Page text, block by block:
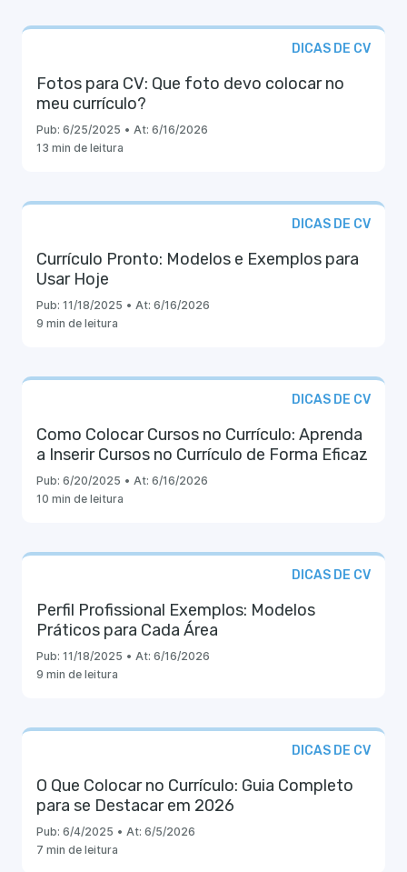
DICAS DE CV
Fotos para CV: Que foto devo colocar no
meu currículo?
Pub: 6/25/2025 • At: 6/16/2026
13 min de leitura
DICAS DE CV
Currículo Pronto: Modelos e Exemplos para
Usar Hoje
Pub: 11/18/2025 • At: 6/16/2026
9 min de leitura
DICAS DE CV
Como Colocar Cursos no Currículo: Aprenda
a Inserir Cursos no Currículo de Forma Eficaz
Pub: 6/20/2025 • At: 6/16/2026
10 min de leitura
DICAS DE CV
Perfil Profissional Exemplos: Modelos
Práticos para Cada Área
Pub: 11/18/2025 • At: 6/16/2026
9 min de leitura
DICAS DE CV
O Que Colocar no Currículo: Guia Completo
para se Destacar em 2026
Pub: 6/4/2025 • At: 6/5/2026
7 min de leitura